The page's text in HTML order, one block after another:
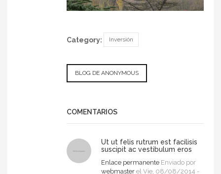
Category: Inversión
BLOG DE ANONYMOUS
COMENTARIOS
Ut ut felis rutrum est facilisis
suscipit ac vestibulum eros
Enlace permanente Enviado por
webmaster el Vie, 08/08/2014 -